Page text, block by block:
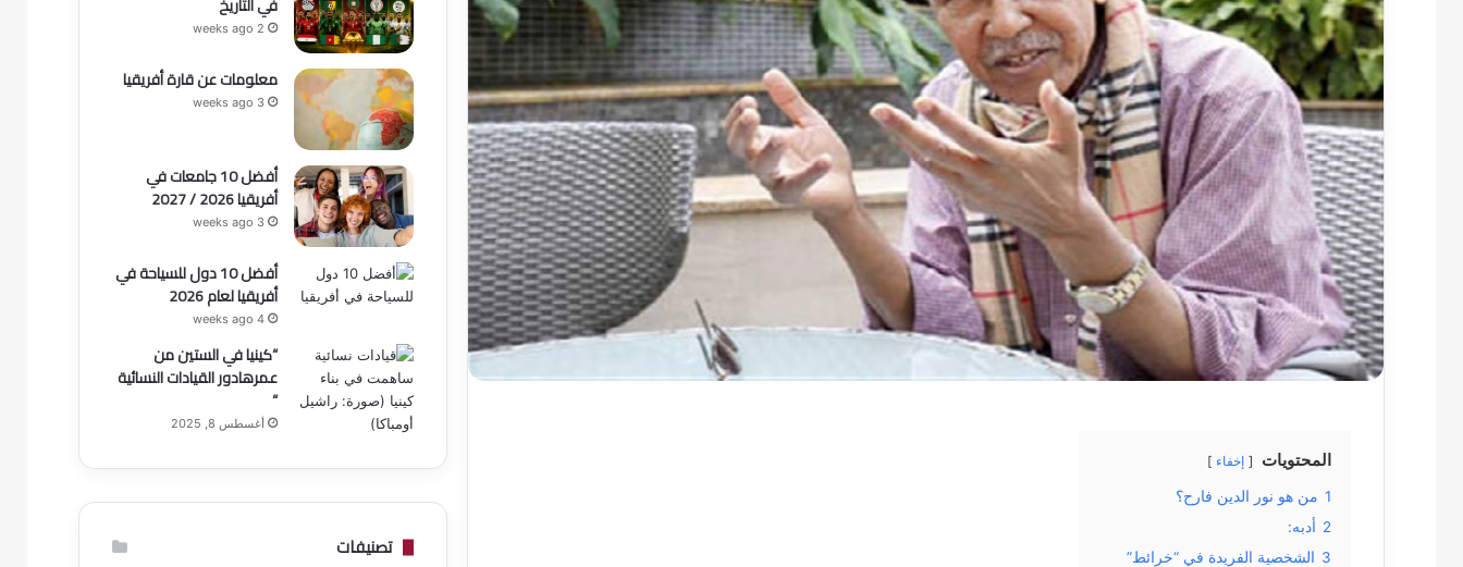
المحتويات إخفاء
1 من هو نور الدين فارح؟
2 أدبه:
3 الشخصية الفريدة في “خرائط”
في التاريخ
2 weeks ago
معلومات عن قارة أفريقيا
3 weeks ago
أفضل 10 جامعات في
أفريقيا 2026 / 2027
3 weeks ago
أفضل 10 دول للسياحة في
أفريقيا لعام 2026
4 weeks ago
“كينيا في الستين من
عمرهادور القيادات النسائية
“
أغسطس 8, 2025
تصنيفات